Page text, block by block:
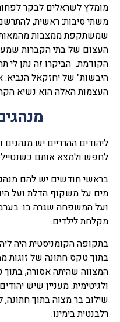
מומלץ לשראלים לבקר לפחות
משתי סיבות: ראשית, להתרשם
שמשתקפת ממצבות מהמאות
העצום של בתי הקברות שמעיד
הקודמת. הביקרו זה נתן לי
היבשות" של יחזקאל הנביא.
העצמות האלה הוא נשיא
ליהודים ההרריים יש מנהגים
לחפש ולמצא אותם כשנטייל
בראשי חודשים יש להם מנהג
מים על משקוף הדלת ועל
ועל המשפחה שגרה בו. בערב
מקלחת לילדים.
בתקופה הקומניסטית היה
בתוך טקס חתונה של זוגות
המצווה שהיתה אסורה, בתוך
ולגיטימית. מעניין שיש
שילוב בר מצוה בתוך חתונה,
רלבנטית בימינו.